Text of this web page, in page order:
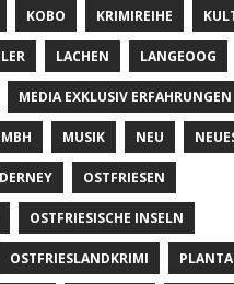
KOBO KRIMIREIHE
LACHEN LANGEOOG
MEDIA EXKLUSIV ERFAHRUNGEN
MUSIK NEU
OSTFRIESEN
OSTFRIESISCHE INSELN
OSTFRIESLANDKRIMI